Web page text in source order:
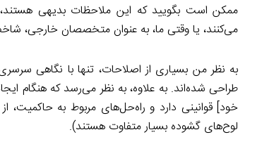
ممکن است بگویید که این ملاحظات بدیهی
می‌کنند، یا وقتی ما، به عنوان متخصصان خارجی،
به نظر من بسیاری از اصلاحات، تنها با نگاهی
طراحی شده‌اند. به علاوه، به نظر می‌رسد که هنگام
خود] قوانینی دارد و راه‌حل‌های مربوط به
لوح‌های گشوده بسیار متفاوت هستند).